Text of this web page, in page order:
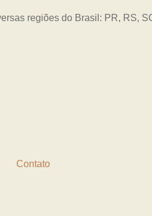
regiões do Brasil: PR, RS,
Contato